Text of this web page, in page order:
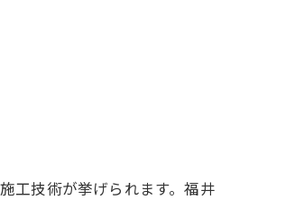
工技術が挙げられます。福井